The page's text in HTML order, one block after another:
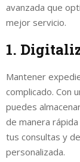
avanzada que
mejor servicio.
1.
Mantener
complicado. Con
puedes
de manera
tus consultas y
personalizada.